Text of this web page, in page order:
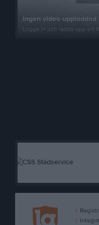
Ingen video uppladdad
Logga in och ladda upp ert